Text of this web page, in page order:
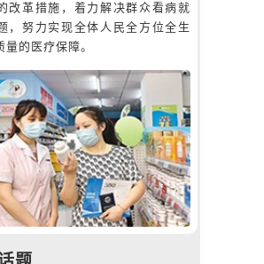
改革措施，着力解决群众看病就
，努力实现全体人民全方位全生
量的医疗保障。